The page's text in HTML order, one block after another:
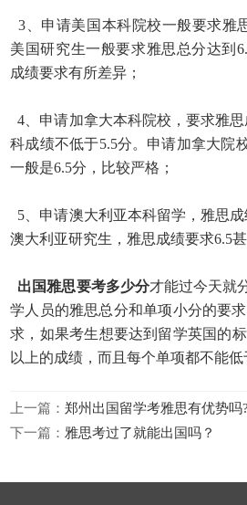
3、申请美国本科院校一般要求雅
美国研究生一般要求雅思总分达到
成绩要求有所差异；
4、申请加拿大本科院校，要求雅
科成绩不低于5.5分。申请加拿大院
一般是6.5分，比较严格；
5、申请澳大利亚本科留学，雅思
澳大利亚研究生，雅思成绩要求6.5甚
出国雅思要考多少分才能过今天就
学人员的雅思总分和单项小分的要
求，如果考生想要达到留学英国的
以上的成绩，而且每个单项都不能低
上一篇：郑州出国留学考雅思有优势吗?
下一篇： 雅思考过了就能出国吗？